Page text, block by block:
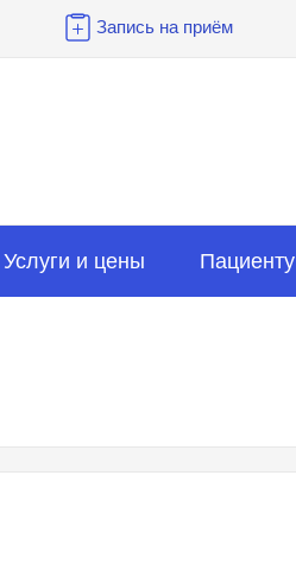
Запись на приём
Услуги и цены Пациенту